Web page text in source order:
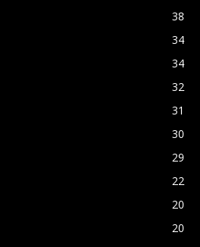
38
34
34
32
31
30
29
22
20
20